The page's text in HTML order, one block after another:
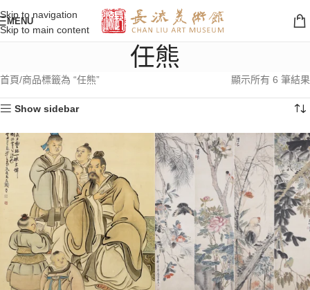
Skip to navigation
Skip to main content
MENU
任熊
首頁 商品標籤為 “任熊” 顯示所有 6 筆結果
Show sidebar